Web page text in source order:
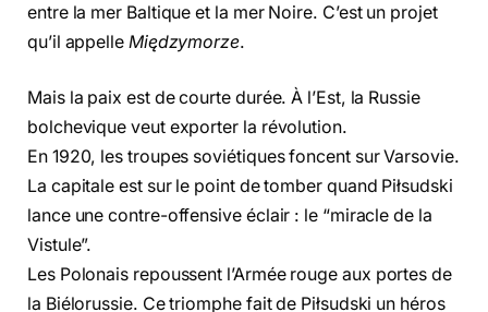
entre la mer Baltique et la mer Noire. C’est un projet
qu’il appelle Międzymorze.
Mais la paix est de courte durée. À l’Est, la Russie
bolchevique veut exporter la révolution.
En 1920, les troupes soviétiques foncent sur Varsovie.
La capitale est sur le point de tomber quand Piłsudski
lance une contre-offensive éclair : le “miracle de la
Vistule”.
Les Polonais repoussent l’Armée rouge aux portes de
la Biélorussie. Ce triomphe fait de Piłsudski un héros